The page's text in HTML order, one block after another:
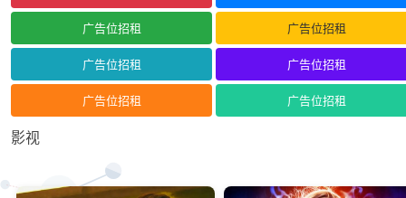
广告位招租 广告位招租
广告位招租 广告位招租
广告位招租 广告位招租
影视